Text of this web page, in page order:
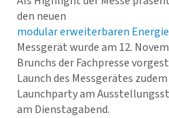
den neuen
modular erweiterbaren
Messgerät wurde am 12.
Brunchs der Fachpresse
Launch des Messgerätes
Launchparty am
am Dienstagabend.